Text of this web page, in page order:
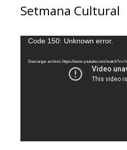
Setmana Cultural
Reproductor
vídeo
Code 150: Unknown error.
Descargar archivo: https://www.youtube.com/